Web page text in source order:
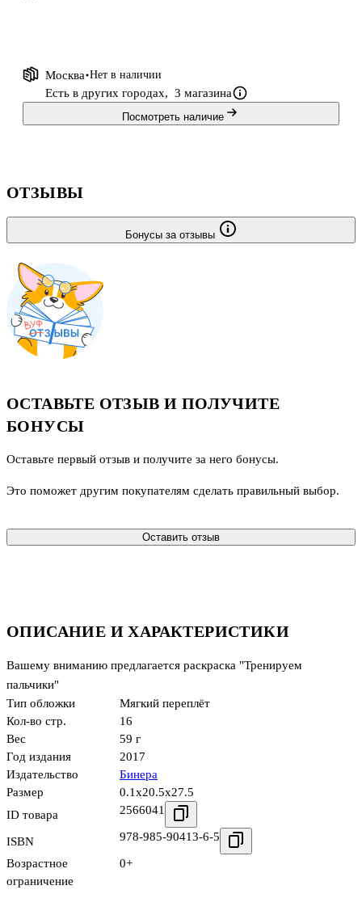
Москва Нет в наличии
Есть в других городах, 3 магазина
Посмотреть наличие
ОПИСАНИЕ И ХАРАКТЕРИСТИКИ
Вашему вниманию предлагается раскраска "Тренируем
пальчики"
Тип обложки
Мягкий переплёт
Кол-во стр.
16
Вес
59 г
Год издания
2017
Издательство
Бинера
Размер
0.1x20.5x27.5
ID товара
2566041
ISBN 978-985-90413-6-5
Возрастное
ограничение
0+
ОТЗЫВЫ
Бонусы за отзывы
ОСТАВЬТЕ ОТЗЫВ И ПОЛУЧИТЕ
БОНУСЫ
Оставьте первый отзыв и получите за него бонусы.
Это поможет другим покупателям сделать правильный выбор.
Оставить отзыв